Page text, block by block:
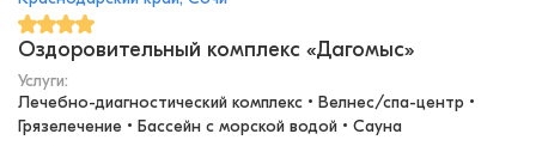
Оздоровительный комплекс «Дагомыс»
Услуги:
Лечебно-диагностический комплекс • Велнес/спа-центр •
Грязелечение • Бассейн с морской водой • Сауна